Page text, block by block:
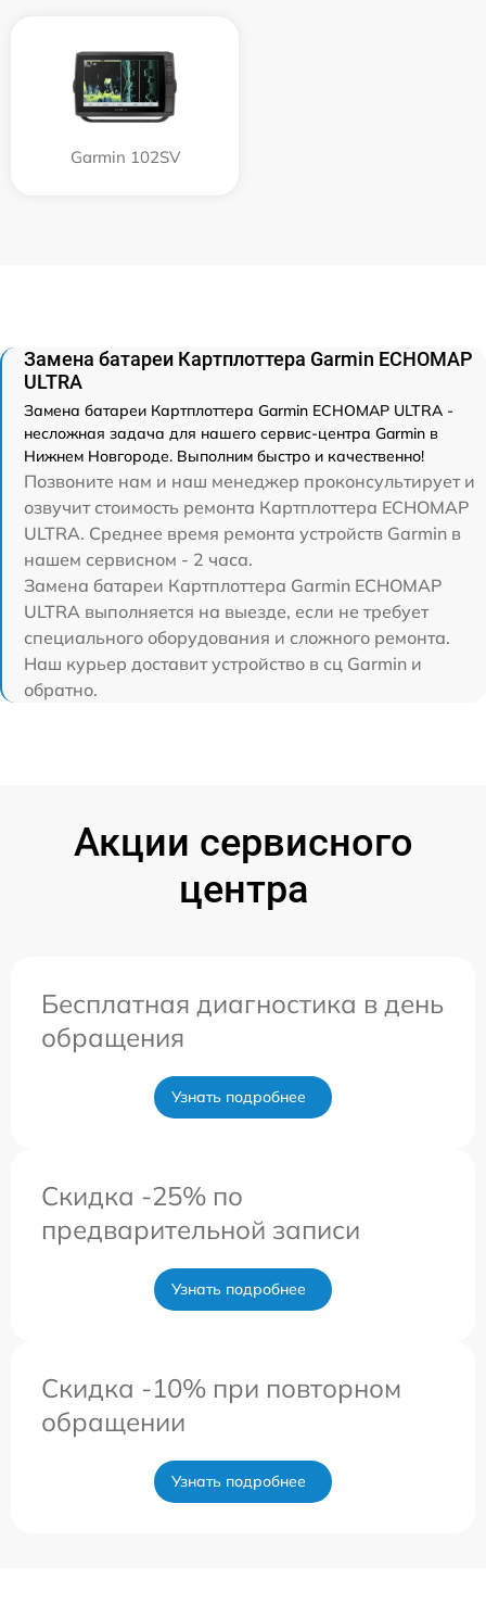
Garmin 102SV
Замена батареи Картплоттера Garmin ECHOMAP
ULTRA
Замена батареи Картплоттера Garmin ECHOMAP ULTRA -
несложная задача для нашего сервис-центра Garmin в
Нижнем Новгороде. Выполним быстро и качественно!
Позвоните нам и наш менеджер проконсультирует и
озвучит стоимость ремонта Картплоттера ECHOMAP
ULTRA. Среднее время ремонта устройств Garmin в
нашем сервисном - 2 часа.
Замена батареи Картплоттера Garmin ECHOMAP
ULTRA выполняется на выезде, если не требует
специального оборудования и сложного ремонта.
Наш курьер доставит устройство в сц Garmin и
обратно.
Акции сервисного
центра
Бесплатная диагностика в день
обращения
Узнать подробнее
Скидка -25% по
предварительной записи
Узнать подробнее
Скидка -10% при повторном
обращении
Узнать подробнее